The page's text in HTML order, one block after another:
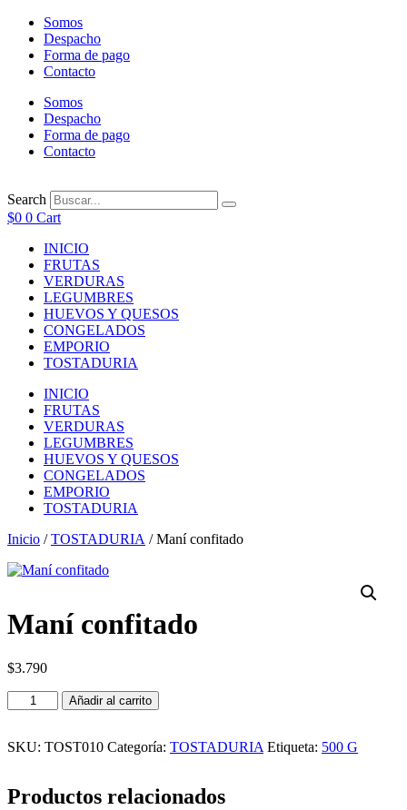
contenido
Somos
Despacho
Forma de pago
Contacto
Somos
Despacho
Forma de pago
Contacto
Search
$0 0 Cart
INICIO
FRUTAS
VERDURAS
LEGUMBRES
HUEVOS Y QUESOS
CONGELADOS
EMPORIO
TOSTADURIA
INICIO
FRUTAS
VERDURAS
LEGUMBRES
HUEVOS Y QUESOS
CONGELADOS
EMPORIO
TOSTADURIA
Inicio /TOSTADURIA / Maní confitado
Maní confitado
$3.790
Maní
confitado
Añadir al carrito
SKU: TOST010 Categoría: TOSTADURIA Etiqueta: 500 G
Productos relacionados